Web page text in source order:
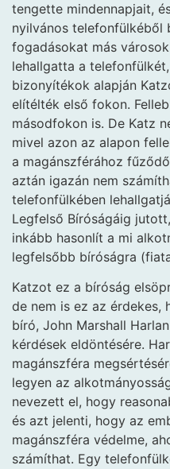
tengette mindennapjait,
nyilvános
fogadásokat más
lehallgatta a
bizonyítékok alapján
elítélték első fokon.
másodfokon is. De Katz
mivel azon az alapon
a magánszférához
aztán igazán nem
telefonfülkében
Legfelső Bíróságáig
inkább hasonlít a mi
legfelsőbb bíróságra
Katzot ez a bíróság
de nem is ez az érdekes,
bíró, John Marshall
kérdések eldöntésére.
magánszféra
legyen az
nevezett el, hogy
és azt jelenti, hogy az
magánszféra védelme,
számíthat. Egy